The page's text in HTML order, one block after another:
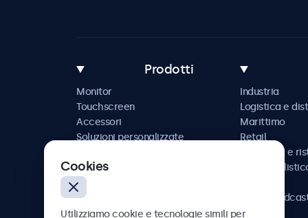
Prodotti
Monitor
Touchscreen
Accessori
Soluzioni personalizzate
Industria
Logistica e
Marittimo
Retail
Ospitalità e
AV e
Sanità
Cookies
Utilizziamo cookie e tecnologie simili per